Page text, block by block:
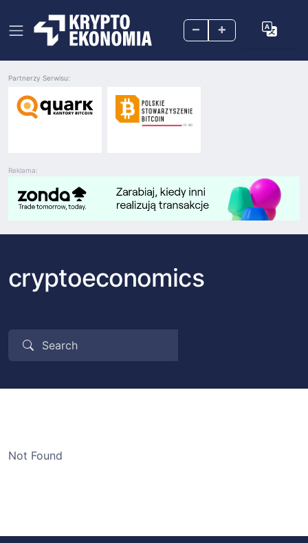
– +
Reklama:
Partnerzy Serwisu:
cryptoeconomics
Not Found